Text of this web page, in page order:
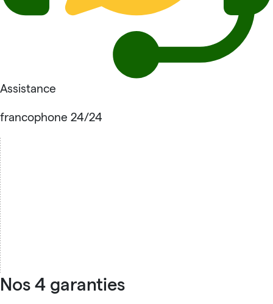
Assistance
francophone 24/24
Nos 4 garanties